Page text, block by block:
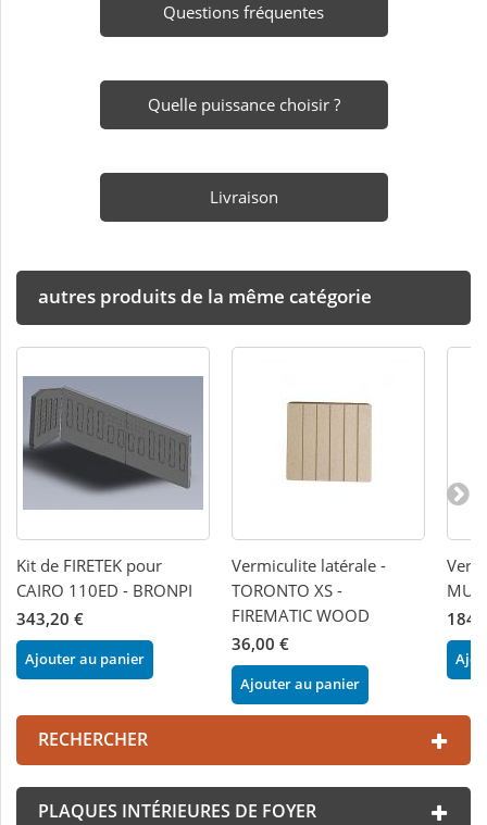
Questions fréquentes
Quelle puissance choisir ?
Livraison
autres produits de la même catégorie
Kit de FIRETEK pour
CAIRO 110ED - BRONPI
343,20 €
Ajouter au panier
Vermiculite latérale -
TORONTO XS -
FIREMATIC WOOD
36,00 €
Ajouter au panier
RECHERCHER
PLAQUES INTÉRIEURES DE FOYER